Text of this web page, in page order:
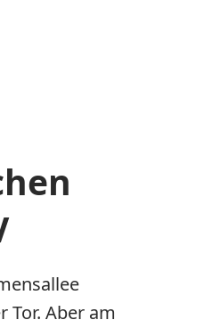
Tor. Aber am